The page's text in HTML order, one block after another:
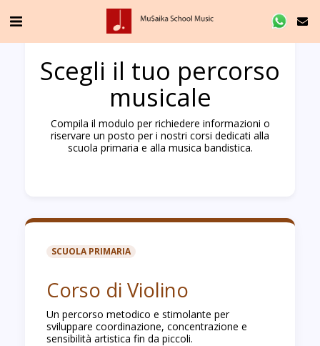
Scegli il tuo percorso
musicale
Compila il modulo per richiedere informazioni o
riservare un posto per i nostri corsi dedicati alla
scuola primaria e alla musica bandistica.
SCUOLA PRIMARIA
Corso di Violino
Un percorso metodico e stimolante per
sviluppare coordinazione, concentrazione e
sensibilità artistica fin da piccoli.